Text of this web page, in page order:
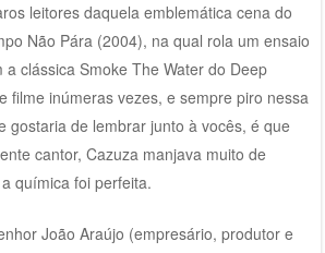
leitores daquela emblemática cena do
Não Pára (2004), na qual rola um ensaio
clássica Smoke The Water do Deep
filme inúmeras vezes, e sempre piro nessa
gostaria de lembrar junto à vocês, é que
cantor, Cazuza manjava muito de
química foi perfeita.
João Araújo (empresário, produtor e